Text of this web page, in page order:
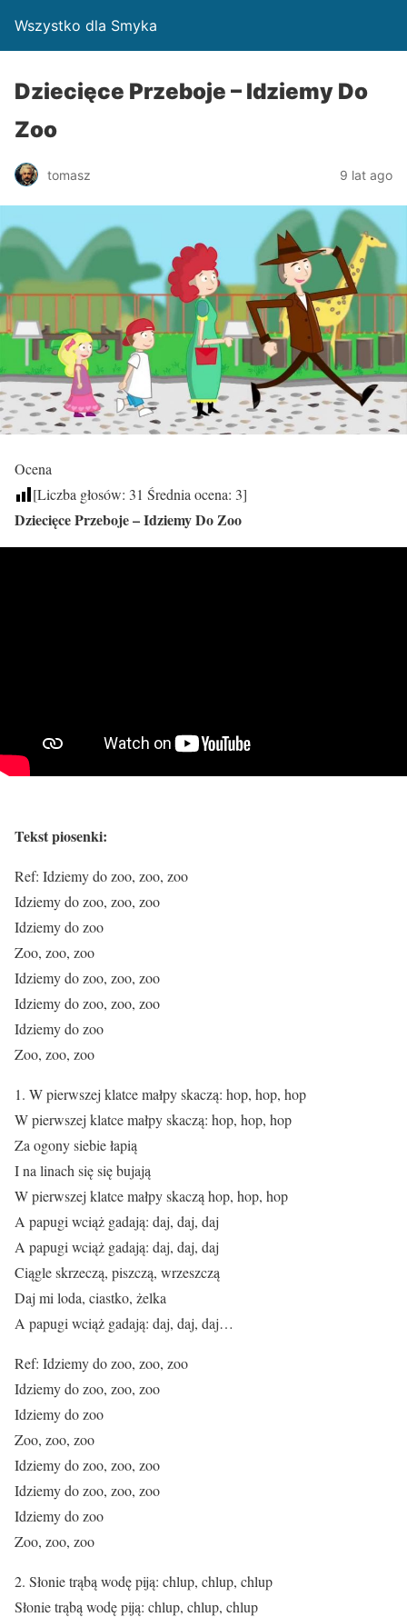
Wszystko dla Smyka
Dziecięce Przeboje – Idziemy Do
Zoo
tomasz 9 lat ago
Ocena
[Liczba głosów: 31 Średnia ocena: 3]
Dziecięce Przeboje – Idziemy Do Zoo
Tekst piosenki:
Ref: Idziemy do zoo, zoo, zoo
Idziemy do zoo, zoo, zoo
Idziemy do zoo
Zoo, zoo, zoo
Idziemy do zoo, zoo, zoo
Idziemy do zoo, zoo, zoo
Idziemy do zoo
Zoo, zoo, zoo
1. W pierwszej klatce małpy skaczą: hop, hop, hop
W pierwszej klatce małpy skaczą: hop, hop, hop
Za ogony siebie łapią
I na linach się się bujają
W pierwszej klatce małpy skaczą hop, hop, hop
A papugi wciąż gadają: daj, daj, daj
A papugi wciąż gadają: daj, daj, daj
Ciągle skrzeczą, piszczą, wrzeszczą
Daj mi loda, ciastko, żelka
A papugi wciąż gadają: daj, daj, daj…
Ref: Idziemy do zoo, zoo, zoo
Idziemy do zoo, zoo, zoo
Idziemy do zoo
Zoo, zoo, zoo
Idziemy do zoo, zoo, zoo
Idziemy do zoo, zoo, zoo
Idziemy do zoo
Zoo, zoo, zoo
2. Słonie trąbą wodę piją: chlup, chlup, chlup
Słonie trąbą wodę piją: chlup, chlup, chlup